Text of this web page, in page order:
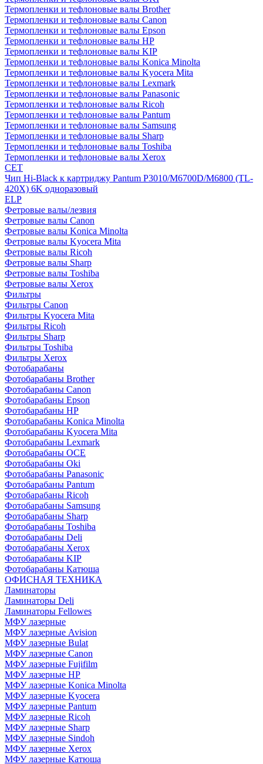
Термопленки и тефлоновые валы Brother
Термопленки и тефлоновые валы Canon
Термопленки и тефлоновые валы Epson
Термопленки и тефлоновые валы HP
Термопленки и тефлоновые валы KIP
Термопленки и тефлоновые валы Konica Minolta
Термопленки и тефлоновые валы Kyocera Mita
Термопленки и тефлоновые валы Lexmark
Термопленки и тефлоновые валы Panasonic
Термопленки и тефлоновые валы Ricoh
Термопленки и тефлоновые валы Pantum
Термопленки и тефлоновые валы Samsung
Термопленки и тефлоновые валы Sharp
Термопленки и тефлоновые валы Toshiba
Термопленки и тефлоновые валы Xerox
CET
Чип Hi-Black к картриджу Pantum P3010/M6700D/M6800 (TL-
420X) 6K одноразовый
ELP
Фетровые валы/лезвия
Фетровые валы Canon
Фетровые валы Konica Minolta
Фетровые валы Kyocera Mita
Фетровые валы Ricoh
Фетровые валы Sharp
Фетровые валы Toshiba
Фетровые валы Xerox
Фильтры
Фильтры Canon
Фильтры Kyocera Mita
Фильтры Ricoh
Фильтры Sharp
Фильтры Toshiba
Фильтры Xerox
Фотобарабаны
Фотобарабаны Brother
Фотобарабаны Canon
Фотобарабаны Epson
Фотобарабаны HP
Фотобарабаны Konica Minolta
Фотобарабаны Kyocera Mita
Фотобарабаны Lexmark
Фотобарабаны OCE
Фотобарабаны Oki
Фотобарабаны Panasonic
Фотобарабаны Pantum
Фотобарабаны Ricoh
Фотобарабаны Samsung
Фотобарабаны Sharp
Фотобарабаны Toshiba
Фотобарабаны Deli
Фотобарабаны Xerox
Фотобарабаны KIP
Фотобарабаны Катюша
ОФИСНАЯ ТЕХНИКА
Ламинаторы
Ламинаторы Deli
Ламинаторы Fellowes
МФУ лазерные
МФУ лазерные Avision
МФУ лазерные Bulat
МФУ лазерные Canon
МФУ лазерные Fujifilm
МФУ лазерные HP
МФУ лазерные Konica Minolta
МФУ лазерные Kyocera
МФУ лазерные Pantum
МФУ лазерные Ricoh
МФУ лазерные Sharp
МФУ лазерные Sindoh
МФУ лазерные Xerox
МФУ лазерные Катюша